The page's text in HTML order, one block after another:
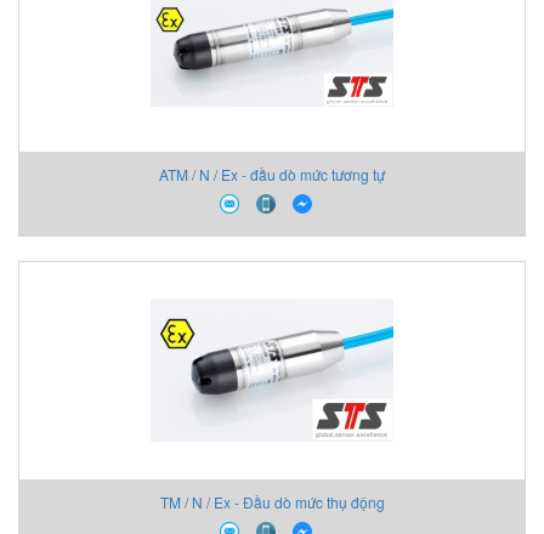
ATM / N / Ex - đầu dò mức tương tự
TM / N / Ex - Đầu dò mức thụ động